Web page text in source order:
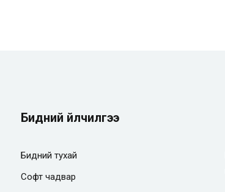
Бидний үйлчилгээ
Бидний тухай
Софт чадвар